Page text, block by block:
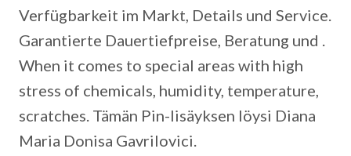
Verfügbarkeit im Markt, Details und Service.
Garantierte Dauertiefpreise, Beratung und .
When it comes to special areas with high
stress of chemicals, humidity, temperature,
scratches. Tämän Pin-lisäyksen löysi Diana
Maria Donisa Gavrilovici.